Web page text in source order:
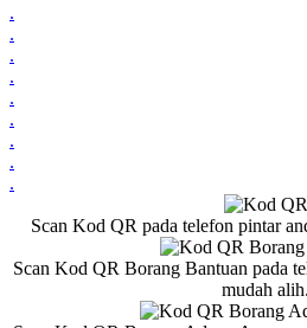
.
.
.
.
.
.
.
.
.
Scan Kod QR pada telefon pintar
Scan Kod QR Borang Bantuan pada
mudah alih.